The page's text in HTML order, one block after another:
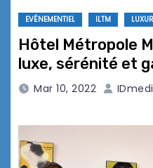
EVÉNEMENTIEL ILTM
Hôtel Métropole
luxe, sérénité et
Mar 10, 2022